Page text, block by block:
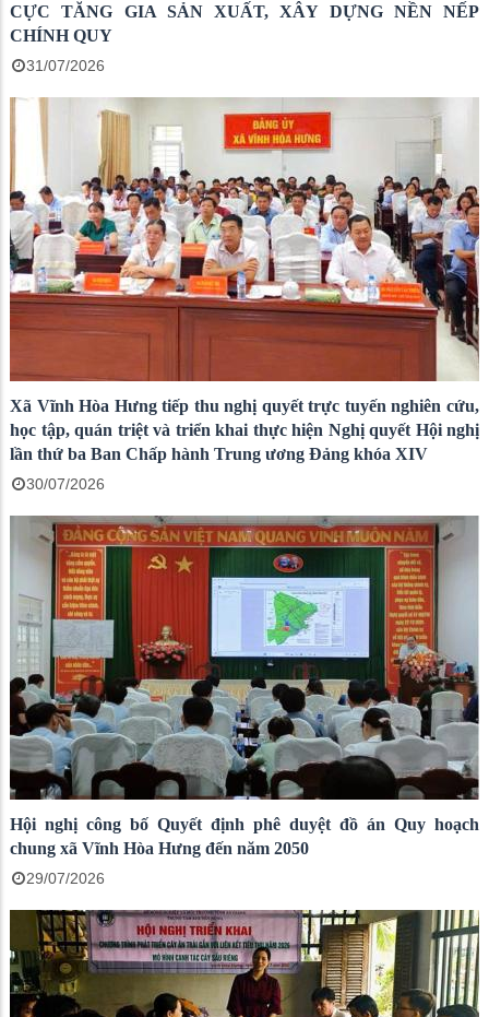
CỰC TĂNG GIA SẢN XUẤT, XÂY DỰNG NỀN NẾP
CHÍNH QUY
31/07/2026
Xã Vĩnh Hòa Hưng tiếp thu nghị quyết trực tuyến nghiên cứu,
học tập, quán triệt và triển khai thực hiện Nghị quyết Hội nghị
lần thứ ba Ban Chấp hành Trung ương Đảng khóa XIV
30/07/2026
Hội nghị công bố Quyết định phê duyệt đồ án Quy hoạch
chung xã Vĩnh Hòa Hưng đến năm 2050
29/07/2026